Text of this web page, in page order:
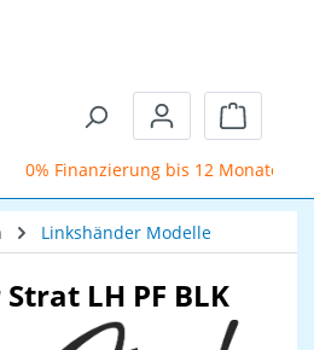
0% Finanzierung bis 12 Monate
Linkshänder Modelle
LH PF BLK